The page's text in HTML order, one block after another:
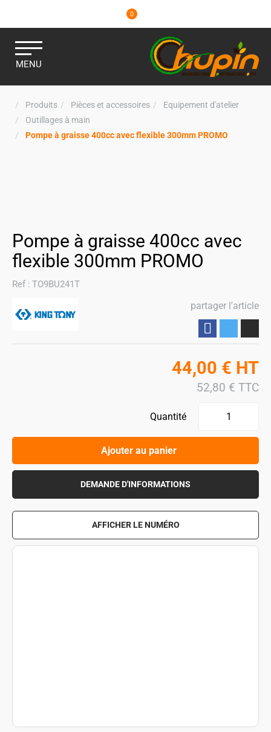
0
MENU
Produits Pièces et accessoires
Equipement d'atelier
Outillages à main
Pompe à graisse 400cc avec flexible 300mm PROMO
Pompe à graisse 400cc avec
flexible 300mm PROMO
Ref : TO9BU241T
partager l'article
44,00 € HT
52,80 € TTC
Quantité
Ajouter au panier
DEMANDE D'INFORMATIONS
AFFICHER LE NUMÉRO